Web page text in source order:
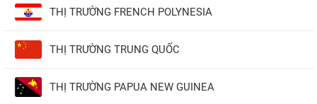
THỊ TRƯỜNG FRENCH POLYNESIA
THỊ TRƯỜNG TRUNG QUỐC
THỊ TRƯỜNG PAPUA NEW GUINEA